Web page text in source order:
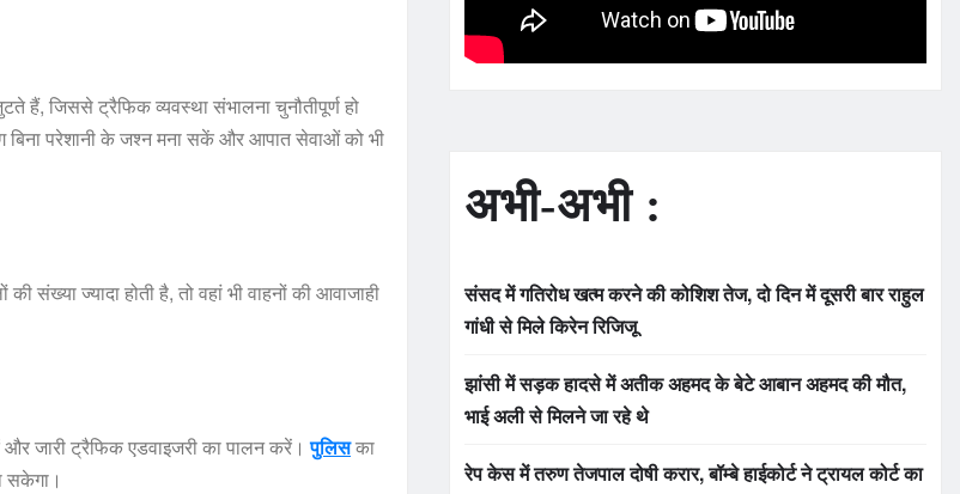
हैं, जिससे ट्रैफिक व्यवस्था संभालना चुनौतीपूर्ण हो
बिना परेशानी के जश्न मना सकें और आपात सेवाओं को भी
ज्यादा होती है, तो वहां भी वाहनों की आवाजाही
और जारी ट्रैफिक एडवाइजरी का पालन करें।पुलिसका
सकेगा।
अभी-अभी :
संसद में गतिरोध खत्म करने की कोशिश तेज, दो दिन में दूसरी बार राहुल
गांधी से मिले किरेन रिजिजू
झांसी में सड़क हादसे में अतीक अहमद के बेटे आबान अहमद की मौत,
भाई अली से मिलने जा रहे थे
रेप केस में तरुण तेजपाल दोषी करार, बॉम्बे हाईकोर्ट ने ट्रायल कोर्ट का